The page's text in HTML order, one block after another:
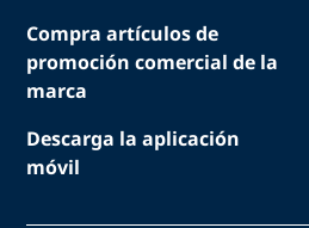
Compra artículos de
promoción comercial de la
marca
Descarga la aplicación
móvil